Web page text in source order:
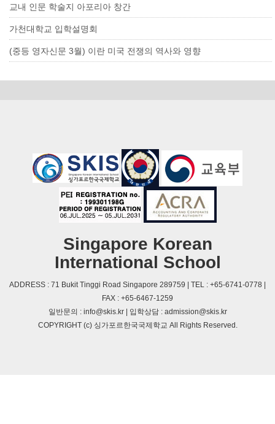
교내 인문 학술지 아포리아 창간
가천대학교 입학설명회
(중등 영자신문 3월) 이란 미국 전쟁의 역사와 영향
Singapore Korean
International School
ADDRESS : 71 Bukit Tinggi Road Singapore 289759 | TEL : +65-6741-0778 |
FAX : +65-6467-1259
일반문의 : info@skis.kr | 입학상담 : admission@skis.kr
COPYRIGHT (c) 싱가포르한국국제학교 All Rights Reserved.